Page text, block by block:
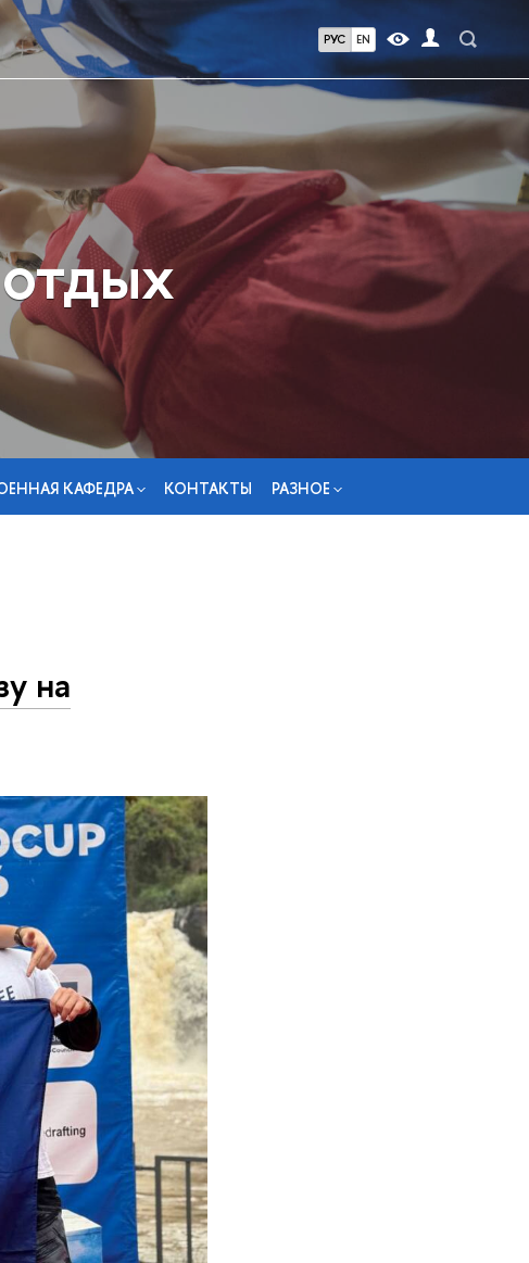
РУС EN
КАФЕДРА КОНТАКТЫ РАЗНОЕ
на